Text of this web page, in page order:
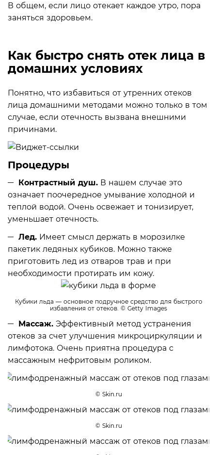
В общем, если лицо отекает каждое утро, пора
заняться здоровьем.
Как быстро снять отек лица в
домашних условиях
Понятно, что избавиться от утренних отеков
лица домашними методами можно только в том
случае, если отечность вызвана внешними
причинами.
Процедуры
Контрастный душ. В нашем случае это
означает поочередное умывание холодной и
теплой водой. Очень освежает и тонизирует,
уменьшает отечность.
Лед. Имеет смысл держать в морозилке
пакетик ледяных кубиков. Можно также
приготовить лед из отваров трав и при
необходимости протирать им кожу.
Кубики льда — основное подручное средство для быстрого
избавления от отеков. © Getty Images
Массаж. Эффективный метод устранения
отеков за счет улучшения микроциркуляции и
лимфотока. Очень приятна процедура с
массажным нефритовым роликом.
© Skin.ru
© Skin.ru